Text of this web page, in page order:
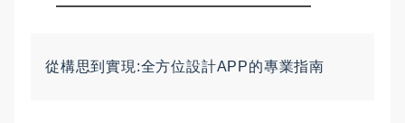
從構思到實現:全方位設計APP的專業指南